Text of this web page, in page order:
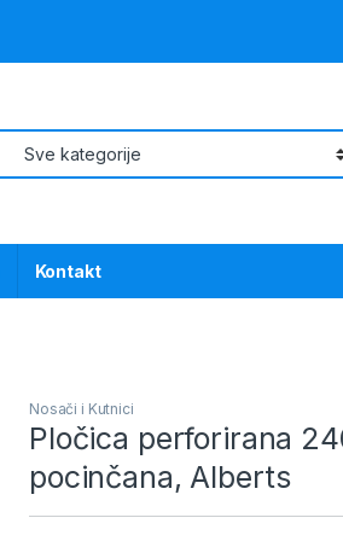
Kontakt
Nosači i Kutnici
Pločica perforirana
pocinčana, Alberts